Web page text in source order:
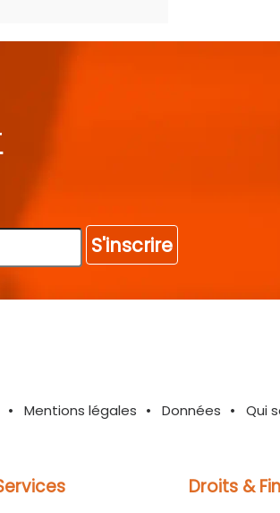
S'inscrire
Mentions légales Données Qui
Droits &